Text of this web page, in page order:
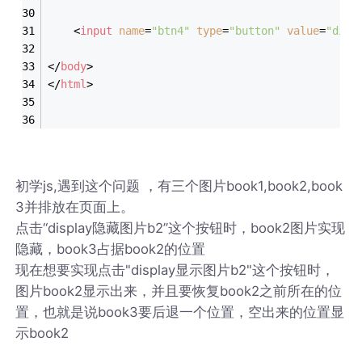
<input name="btn4" type="button" value=
</body>
</html>
初学js,遇到这个问题 ，有三个图片book1,book2,book
3并排放在页面上。
点击“display隐藏图片b2”这个按钮时，book2图片实现
隐藏，book3占据book2的位置
现在想要实现点击"display显示图片b2"这个按钮时，
图片book2显示出来，并且要恢复book2之前所在的位
置，也就是说book3要后退一个位置，空出来的位置显
示book2